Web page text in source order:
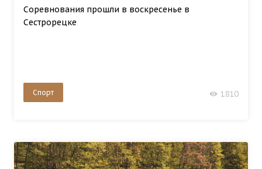
Соревнования прошли в воскресенье в
Сестрорецке
Спорт 1810